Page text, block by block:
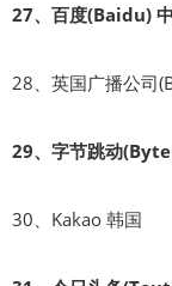
27、百度(Baidu)
28、英国广播公司
29、字节跳动
30、Kakao 韩国